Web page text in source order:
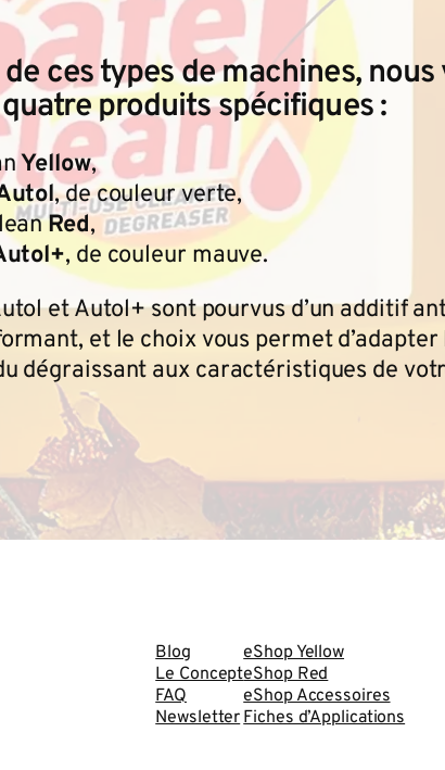
de ces types de machines, nous
produits spécifiques :
Yellow,
, de couleur verte,
Red,
, de couleur mauve.
et Autol+ sont pourvus d’un additif
et le choix vous permet d’adapter
dégraissant aux caractéristiques de
Blog
Le Concept
FAQ
Newsletter
eShop Yellow
eShop Red
eShop Accessoires
Fiches d’Applications